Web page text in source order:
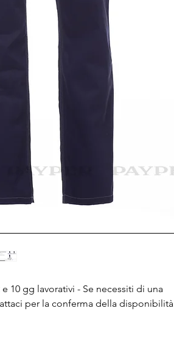
10 gg lavorativi - Se necessiti di una
per la conferma della disponibilità